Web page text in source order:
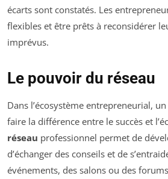
écarts sont constatés. Les
flexibles et être prêts à reconsidérer
imprévus.
Le pouvoir du réseau
Dans l’écosystème entrepreneurial,
faire la différence entre le succès et
réseau professionnel permet de
d’échanger des conseils et de
événements, des salons ou des